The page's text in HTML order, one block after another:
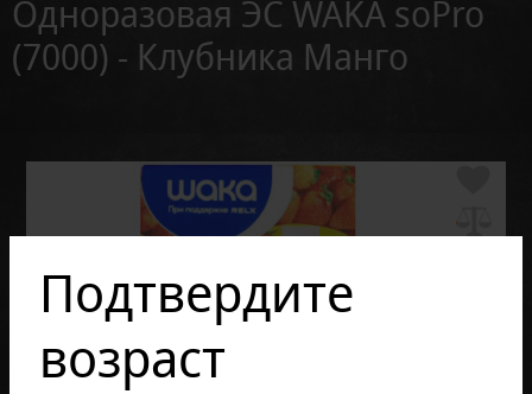
Одноразовая ЭС WAKA soPro
(7000) - Клубника Манго
Подтвердите
возраст